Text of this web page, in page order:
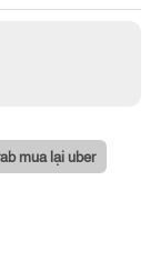
mua lại uber